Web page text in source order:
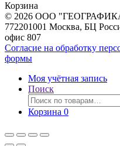
Корзина
© 2026 ООО
772201001 Москва, БЦ
офис 807
Согласие на обработку
формы
Моя учётная запись
Поиск
Искать:
Корзина 0